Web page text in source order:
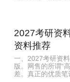
2027考研资
资料推荐
一、2027考研资
版。网售的所谓“
差。真正的优质笔